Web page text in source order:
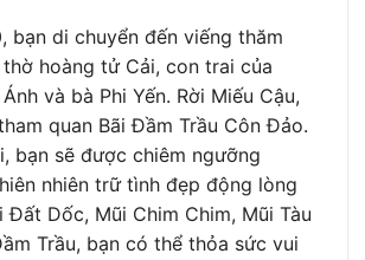
bạn di chuyển đến viếng thăm
hoàng tử Cải, con trai của
và bà Phi Yến. Rời Miếu Cậu,
quan Bãi Đầm Trầu Côn Đảo.
bạn sẽ được chiêm ngưỡng
nhiên trữ tình đẹp động lòng
Đất Dốc, Mũi Chim Chim, Mũi Tàu
Trầu, bạn có thể thỏa sức vui